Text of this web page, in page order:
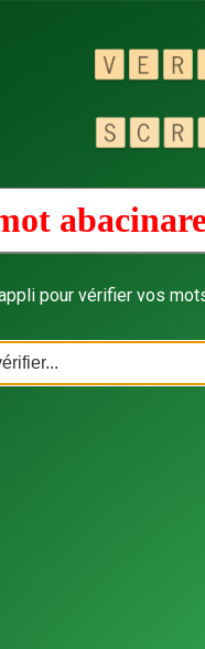
pour vérifier vos